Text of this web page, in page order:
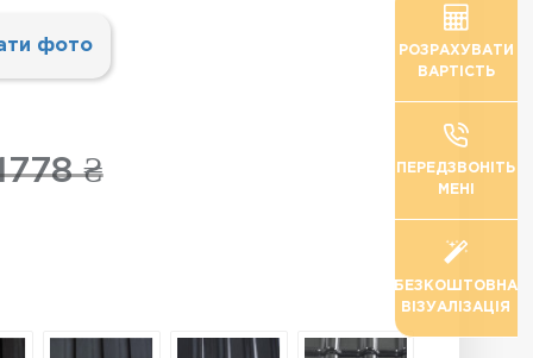
фото
₴
РОЗРАХУВАТИ
ВАРТІСТЬ
ПЕРЕДЗВОНІТЬ
МЕНІ
БЕЗКОШТОВНА
ВІЗУАЛІЗАЦІЯ